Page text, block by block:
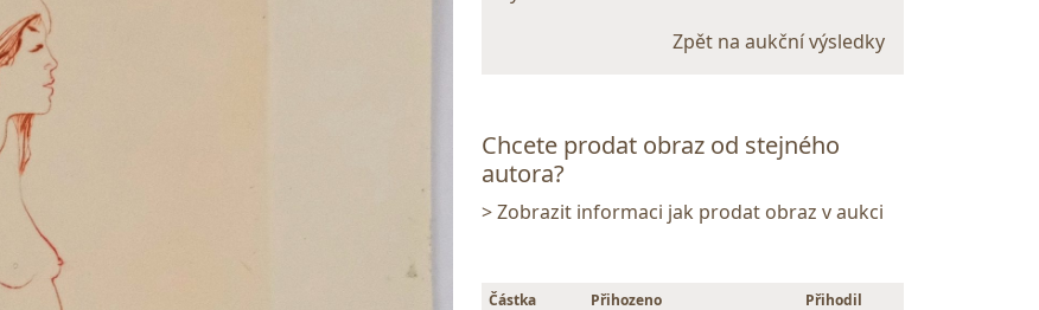
Zpět na aukční výsledky
Chcete prodat obraz od stejného
autora?
> Zobrazit informaci jak prodat obraz v aukci
Částka Přihozeno
Přihodil